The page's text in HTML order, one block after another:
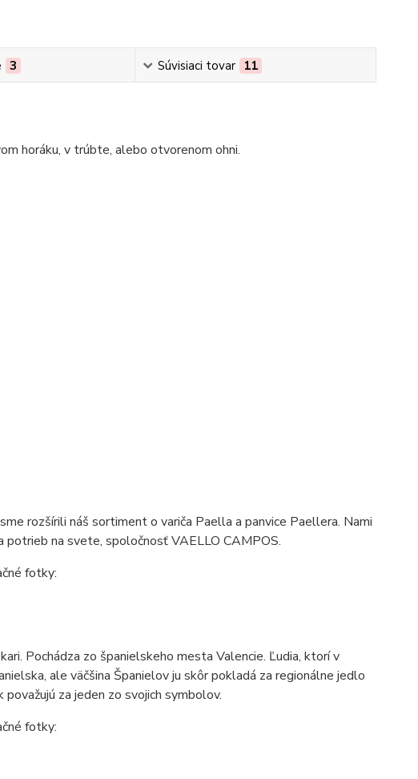
3 Súvisiaci tovar 11
horáku, v trúbte, alebo otvorenom ohni.
rozšírili náš sortiment o variča Paella a panvice Paellera. Nami
na svete, spoločnosť VAELLO CAMPOS.
fotky:
Pochádza zo španielskeho mesta Valencie. Ľudia, ktorí v
ale väčšina Španielov ju skôr pokladá za regionálne jedlo
za jeden zo svojich symbolov.
fotky: